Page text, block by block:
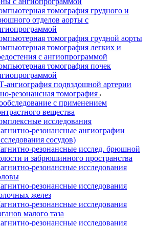
томография грудного и
отделов аорты с
томография грудной аорты
томография легких и
с ангиопрограммой
томография почек
ангиография подвздошной артерии
резонансная томография
с применением
вещества
исследования
резонансные ангиографии
сосудов)
резонансные исслед. брюшной
и забрюшинного пространства
резонансные исследования
резонансные исследования
желез
резонансные исследования
малого таза
резонансные исследования